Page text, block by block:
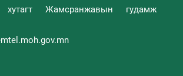
Жамсранжавын гудамж